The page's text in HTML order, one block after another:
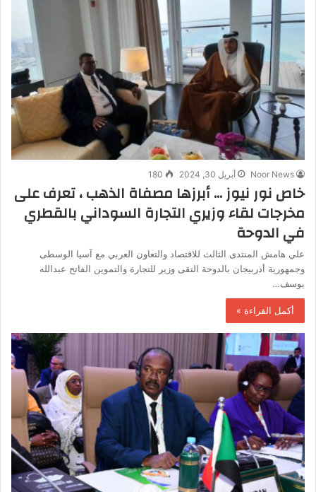
Noor News أبريل 30, 2024 180
خاص نور نيوز … أبرزها مصفاة الذهب ، تعرف على
مخرجات لقاء وزيري التجارة السوداني بالقطري
في الدوحة
علي هامش المنتدى الثالث للاقتصاد والتعاون العربي مع آسيا الوسطى
وجمهورية أذربيجان بالدوحة التقى وزير للتجارة والتموين الفاتح عبدالله
يوسف…
أكمل القراءة »